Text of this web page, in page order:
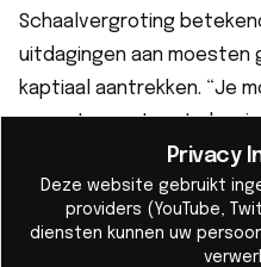
Schaalvergroting
uitdagingen aan moesten
kaptiaal aantrekken. “Je
aan zo'n avontuur te
wees op het belang van
het zoeken naar
Privacy
Deze website gebruikt
providers (YouTube,
diensten kunnen uw